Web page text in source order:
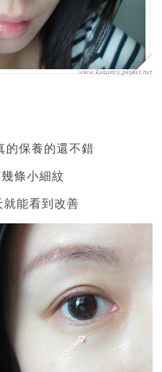
的保養的還不錯
條小細紋
就能看到改善